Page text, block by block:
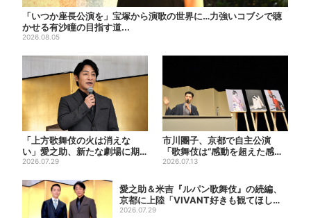
「いつか座長公演を」宝塚から演歌の世界に…力強いコブシで聴
かせる有沙瞳の目指す道...
2026.08.05
「上方歌舞伎の火は消えな
い」愛之助、新たな劇場に期
待 “ルパン歌舞伎”は古典へ
2026.07.29
市川團子、京都で自主公演
「歌舞伎は“感動を超えた感
動”がある」戦友・市川染五郎
2026.07.13
愛之助＆米吉『ルパン歌舞伎』の続編、
京都に上陸「VIVANT好きも観てほし
い」
2026.07.29